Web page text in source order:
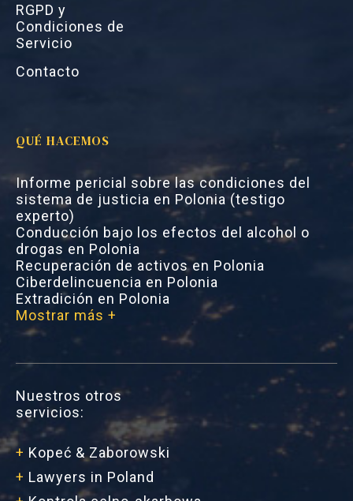
RGPD y
Condiciones de
Servicio
Contacto
QUÉ HACEMOS
Informe pericial sobre las condiciones del
sistema de justicia en Polonia (testigo
experto)
Conducción bajo los efectos del alcohol o
drogas en Polonia
Recuperación de activos en Polonia
Ciberdelincuencia en Polonia
Extradición en Polonia
Mostrar más +
Nuestros otros
servicios:
+ Kopeć & Zaborowski
+ Lawyers in Poland